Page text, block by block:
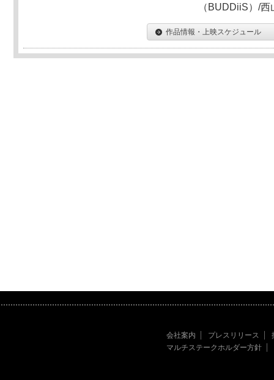
（BUDDiiS）/
作品情報・上映スケジュール
会社案内 プレスリリース
マルチステークホルダー方針